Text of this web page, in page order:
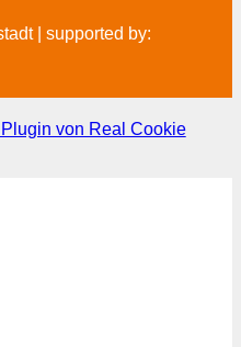
| supported by:
von Real Cookie